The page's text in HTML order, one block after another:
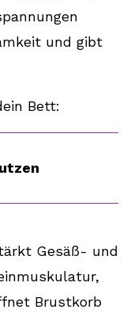
und gibt
Bett:
Gesäß- und
Brustkorb